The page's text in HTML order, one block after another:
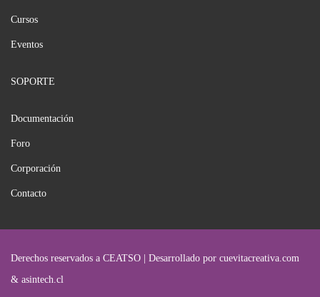
Cursos
Eventos
SOPORTE
Documentación
Foro
Corporación
Contacto
Derechos reservados a CEATSO | Desarrollado por cuevitacreativa.com
& asintech.cl